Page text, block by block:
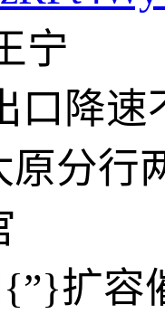
宁
口降速
分行
扩容